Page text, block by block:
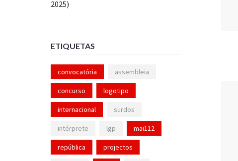
ETIQUETAS
convocatória assembleia
concurso logotipo
internacional surdos
intérprete lgp mai112
república projectos